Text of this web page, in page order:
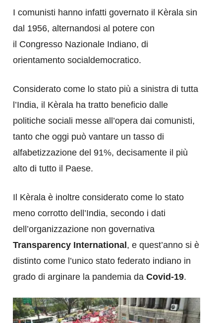
I comunisti hanno infatti governato il Kèrala sin
dal 1956, alternandosi al potere con
il Congresso Nazionale Indiano, di
orientamento socialdemocratico.
Considerato come lo stato più a sinistra di tutta
l’India, il Kèrala ha tratto beneficio dalle
politiche sociali messe all’opera dai comunisti,
tanto che oggi può vantare un tasso di
alfabetizzazione del 91%, decisamente il più
alto di tutto il Paese.
Il Kèrala è inoltre considerato come lo stato
meno corrotto dell’India, secondo i dati
dell’organizzazione non governativa
Transparency International, e quest’anno si è
distinto come l’unico stato federato indiano in
grado di arginare la pandemia da Covid-19.